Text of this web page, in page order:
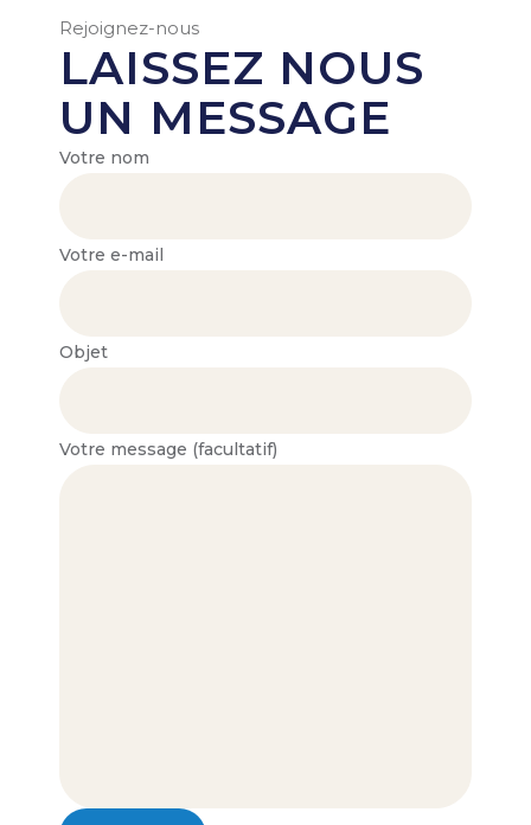
Rejoignez-nous
LAISSEZ NOUS
UN MESSAGE
Votre nom
Votre e-mail
Objet
Votre message (facultatif)